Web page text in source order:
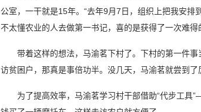
公室，一干就是15年。“去年9月7日，组织上把我安排
不太懂农业的人去做第一书记，喜的是获得了一次难
带着这样的想法，马渝茗下村了。下村的第一件事
访贫困户，那真是事倍功半。没几天，马渝茗就尝到
为了提高效率，马渝茗学习村干部借助“代步工具